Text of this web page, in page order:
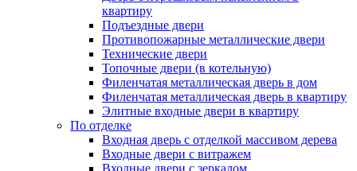
квартиру
Подъездные двери
Противопожарные металлические двери
Технические двери
Топочные двери (в котельную)
Филенчатая металлическая дверь в дом
Филенчатая металлическая дверь в квартиру
Элитные входные двери в квартиру
По отделке
Входная дверь с отделкой массивом дерева
Входные двери с витражем
Входные двери с зеркалом